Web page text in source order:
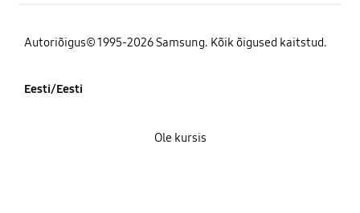
Autoriõigus© 1995-2026 Samsung. Kõik õigused kaitstud.
Eesti/Eesti
Ole kursis